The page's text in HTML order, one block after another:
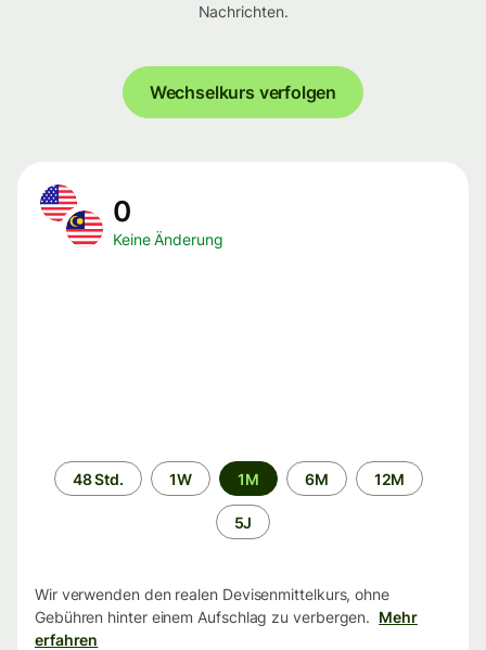
Nachrichten.
Wechselkurs verfolgen
0
Keine Änderung
Zeitraum
48 Std. 1W 1M 6M 12M
5J
Wir verwenden den realen Devisenmittelkurs, ohne
Gebühren hinter einem Aufschlag zu verbergen. Mehr
erfahren